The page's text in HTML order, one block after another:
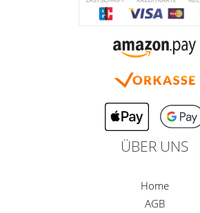
ÜBER UNS
Home
AGB